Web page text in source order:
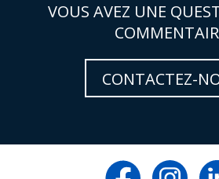
VOUS AVEZ UNE
CONTACTEZ-